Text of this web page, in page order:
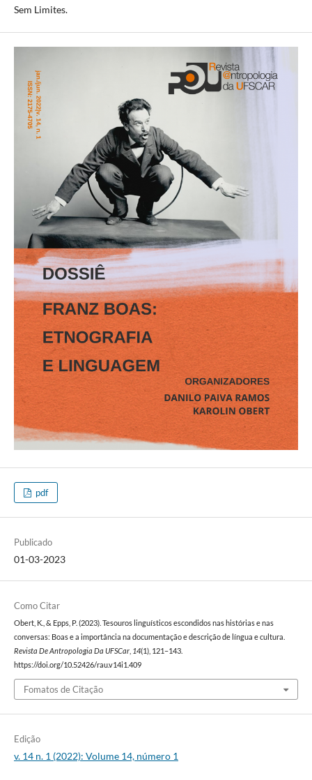
Sem Limites.
pdf
Publicado
01-03-2023
Como Citar
Obert, K., & Epps, P. (2023). Tesouros linguísticos escondidos nas histórias e nas
conversas: Boas e a importância na documentação e descrição de língua e cultura.
Revista De Antropologia Da UFSCar, 14(1), 121–143.
https://doi.org/10.52426/rau.v14i1.409
Fomatos de Citação
Edição
v. 14 n. 1 (2022): Volume 14, número 1